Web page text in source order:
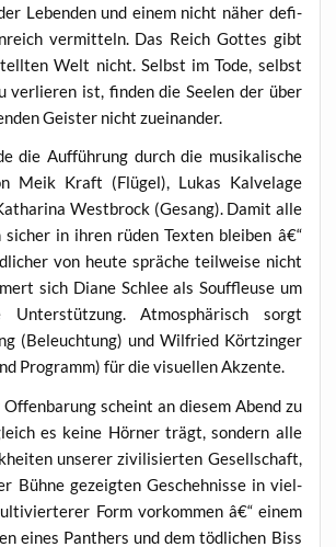
Leben­den und einem nicht näher defi­
ver­mit­teln. Das Reich Got­tes gibt
Welt nicht. Selbst im Tode, selbst
ver­lie­ren ist, fin­den die See­len der über
Geis­ter nicht zueinander.
die Auf­füh­rung durch die musi­ka­li­sche
Meik Kraft (Flü­gel), Lukas Kal­ve­la­ge
West­b­rock (Gesang). Damit alle
in ihren rüden Tex­ten blei­ben â€“
von heu­te sprä­che teil­wei­se nicht
sich Dia­ne Schlee als Souf­fleu­se um
Unter­stüt­zung. Atmo­sphä­risch sorgt
(Beleuch­tung) und Wil­fried Kört­zin­ger
Pro­gramm) für die visu­el­len Akzente.
scheint an die­sem Abend zu
es kei­ne Hör­ner trägt, son­dern alle
unse­rer zivi­li­sier­ten Gesell­schaft,
Büh­ne gezeig­ten Gescheh­nis­se in viel­
Form vor­kom­men â€“ einem
eines Pan­thers und dem töd­li­chen Biss